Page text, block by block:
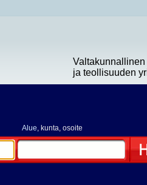
ja teollisuuden
Alue, kunta, osoite